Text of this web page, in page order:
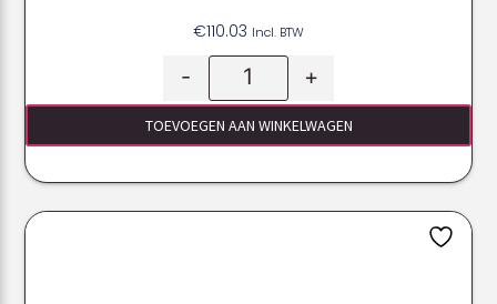
€110.03 Incl. BTW
- +
TOEVOEGEN AAN WINKELWAGEN